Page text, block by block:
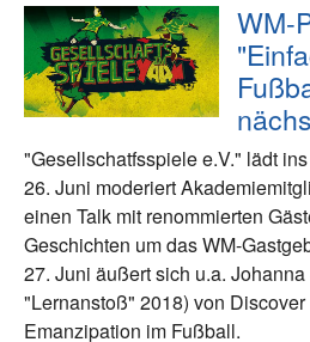
WM-
"Gesellschatfsspiele e.V." lädt
26. Juni moderiert
einen Talk mit renommierten
Geschichten um das WM-
27. Juni äußert sich u.a.
"Lernanstoß" 2018) von
Emanzipation im Fußball.